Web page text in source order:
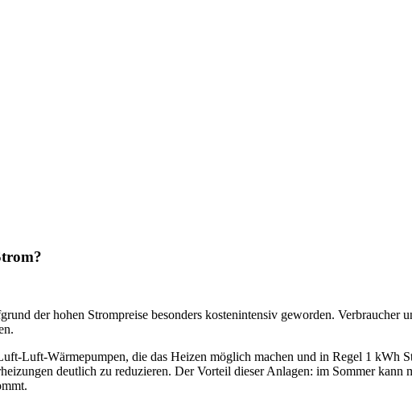
der hohen Strompreise besonders kostenintensiv geworden. Verbraucher
Luft-Wärmepumpen, die das Heizen möglich machen und in Regel 1 kWh
deutlich zu reduzieren. Der Vorteil dieser Anlagen: im Sommer kann